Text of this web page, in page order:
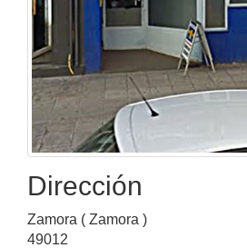
Dirección
Zamora ( Zamora )
49012